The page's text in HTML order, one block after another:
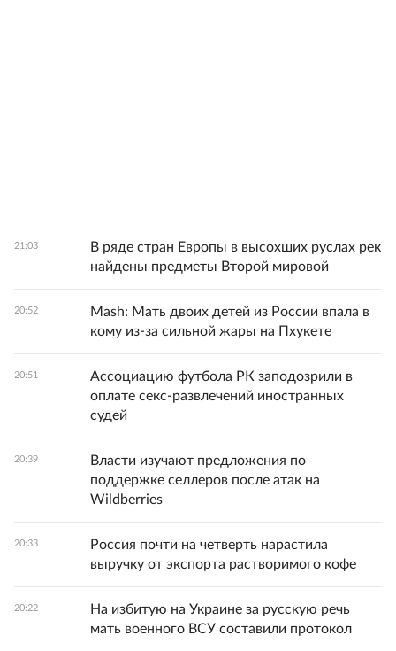
21:03
В ряде стран Европы в высохших руслах рек
найдены предметы Второй мировой
20:52
Mash: Мать двоих детей из России впала в
кому из-за сильной жары на Пхукете
20:51
Ассоциацию футбола РК заподозрили в
оплате секс-развлечений иностранных
судей
20:39
Власти изучают предложения по
поддержке селлеров после атак на
Wildberries
20:33
Россия почти на четверть нарастила
выручку от экспорта растворимого кофе
20:22
На избитую на Украине за русскую речь
мать военного ВСУ составили протокол